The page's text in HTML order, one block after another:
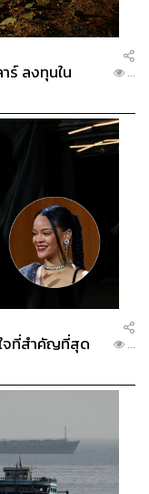
ร์ ลงทุนใน
...
จที่สำคัญที่สุด
...